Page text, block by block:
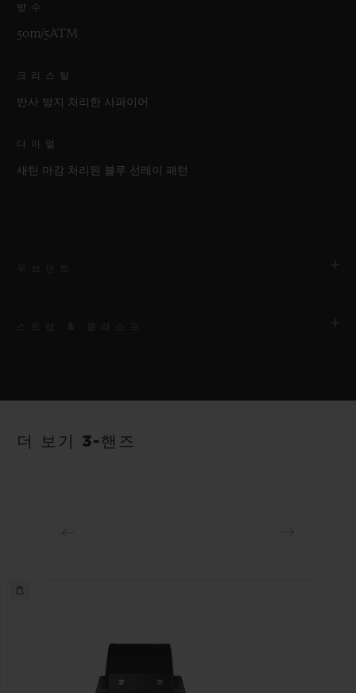
방수
50m/5ATM
크리스탈
반사 방지 처리한 사파이어
다이얼
새틴 마감 처리된 블루 선레이 패턴
약 48시간
스트랩
더 보기 3-핸즈